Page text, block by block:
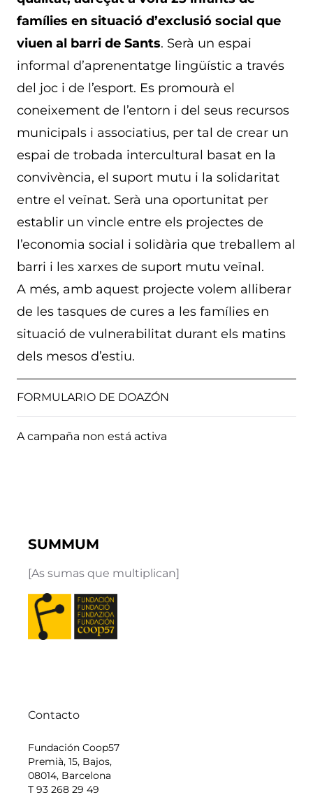
famílies en situació d’exclusió social que
viuen al barri de Sants. Serà un espai
informal d’aprenentatge lingüístic a través
del joc i de l’esport. Es promourà el
coneixement de l’entorn i del seus recursos
municipals i associatius, per tal de crear un
espai de trobada intercultural basat en la
convivència, el suport mutu i la solidaritat
entre el veïnat. Serà una oportunitat per
establir un vincle entre els projectes de
l’economia social i solidària que treballem al
barri i les xarxes de suport mutu veïnal.
A més, amb aquest projecte volem alliberar
de les tasques de cures a les famílies en
situació de vulnerabilitat durant els matins
dels mesos d’estiu.
FORMULARIO DE DOAZÓN
A campaña non está activa
SUMMUM
[As sumas que multiplican]
Contacto
Fundación Coop57
Premià, 15, Bajos,
08014, Barcelona
T 93 268 29 49